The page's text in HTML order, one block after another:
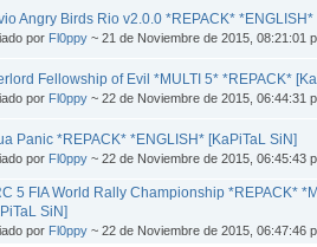
Angry Birds Rio v2.0.0 *REPACK* *ENGLISH*
por Fl0ppy ~ 21 de Noviembre de 2015, 08:21:01
Fellowship of Evil *MULTI 5* *REPACK*
por Fl0ppy ~ 22 de Noviembre de 2015, 06:44:31
Panic *REPACK* *ENGLISH* [KaPiTaL SiN]
por Fl0ppy ~ 22 de Noviembre de 2015, 06:45:43
5 FIA World Rally Championship *REPACK*
SiN]
por Fl0ppy ~ 22 de Noviembre de 2015, 06:47:46